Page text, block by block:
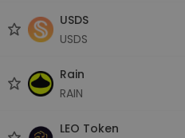
USDS
USDS
Rain
RAIN
LEO Token